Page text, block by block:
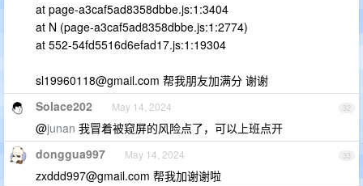
at page-a3caf5ad8358dbbe.js:1:3404
at N (page-a3caf5ad8358dbbe.js:1:2774)
at 552-54fd5516d6efad17.js:1:19304
sl19960118@gmail.com 帮我朋友加满分 谢谢
32
Solace202 May 14, 2024
@junan 我冒着被窥屏的风险点了，可以上班点开
33
donggua997 May 14, 2024
zxddd997@gmail.com 帮我加谢谢啦